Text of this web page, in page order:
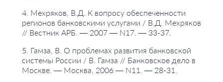
4. Мехряков, В.Д. К вопросу обеспеченности
регионов банковскими услугами / В.Д. Мехряков
// Вестник АРБ. — 2007 — N17. — 33-37.
5. Гамза, В. О проблемах развития банковской
системы России / В. Гамза // Банковское дело в
Москве. — Москва, 2006 — N11. — 28-31.